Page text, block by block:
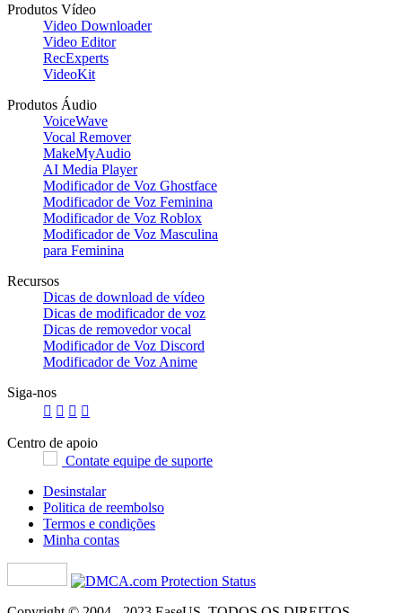
Produtos Vídeo
Video Downloader
Video Editor
RecExperts
VideoKit
Produtos Áudio
VoiceWave
Vocal Remover
MakeMyAudio
AI Media Player
Modificador de Voz Ghostface
Modificador de Voz Feminina
Modificador de Voz Roblox
Modificador de Voz Masculina
para Feminina
Recursos
Dicas de download de vídeo
Dicas de modificador de voz
Dicas de removedor vocal
Modificador de Voz Discord
Modificador de Voz Anime
Siga-nos
   
Centro de apoio
Contate equipe de suporte
Desinstalar
Politica de reembolso
Termos e condições
Minha contas